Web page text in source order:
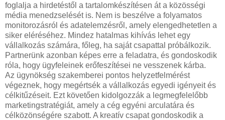
foglalja a hirdetéstől a tartalomkészítésen át a közösségi
média menedzselését is. Nem is beszélve a folyamatos
monitorozásról és adatelemzésről, amely elengedhetetlen a
siker eléréséhez. Mindez hatalmas kihívás lehet egy
vállalkozás számára, főleg, ha saját csapattal próbálkozik.
Partnerünk azonban képes erre a feladatra, és gondoskodik
róla, hogy ügyfeleinek erőfeszítései ne vesszenek kárba.
Az ügynökség szakemberei pontos helyzetfelmérést
végeznek, hogy megértsék a vállalkozás egyedi igényeit és
célkitűzéseit. Ezt követően kidolgozzák a legmegfelelőbb
marketingstratégiát, amely a cég egyéni arculatára és
célközönségére szabott. A kreatív csapat gondoskodik a